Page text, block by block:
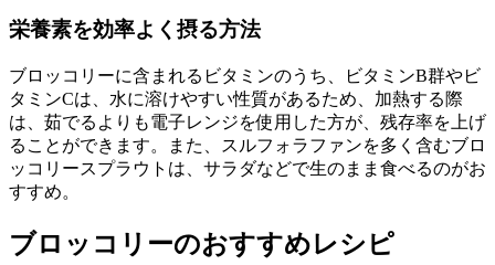
栄養素を効率よく摂る方法
ブロッコリーに含まれるビタミンのうち、ビタミンB群やビ
タミンCは、水に溶けやすい性質があるため、加熱する際
は、茹でるよりも電子レンジを使用した方が、残存率を上げ
ることができます。また、スルフォラファンを多く含むブロ
ッコリースプラウトは、サラダなどで生のまま食べるのがお
すすめ。
ブロッコリーのおすすめレシピ